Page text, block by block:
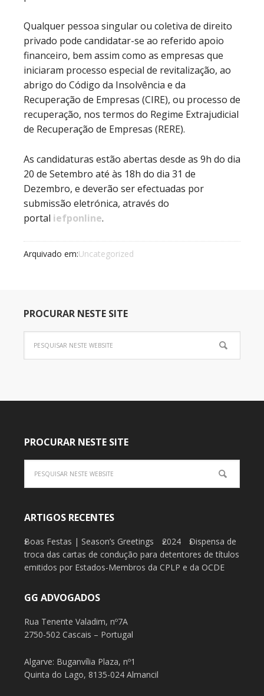
Qualquer pessoa singular ou coletiva de direito
privado pode candidatar-se ao referido apoio
financeiro, bem assim como as empresas que
iniciaram processo especial de revitalização, ao
abrigo do Código da Insolvência e da
Recuperação de Empresas (CIRE), ou processo de
recuperação, nos termos do Regime Extrajudicial
de Recuperação de Empresas (RERE).
As candidaturas estão abertas desde as 9h do dia
20 de Setembro até às 18h do dia 31 de
Dezembro, e deverão ser efectuadas por
submissão eletrónica, através do
portal iefponline.
Arquivado em:Uncategorized
PROCURAR NESTE SITE
PROCURAR NESTE SITE
ARTIGOS RECENTES
Boas Festas | Season’s Greetings 2024
Dispensa de
troca das cartas de condução para detentores de títulos
emitidos por Estados-Membros da CPLP e da OCDE
GG ADVOGADOS
Rua Tenente Valadim, nº7A
2750-502 Cascais – Portugal
Algarve: Buganvília Plaza, nº1
Quinta do Lago, 8135-024 Almancil